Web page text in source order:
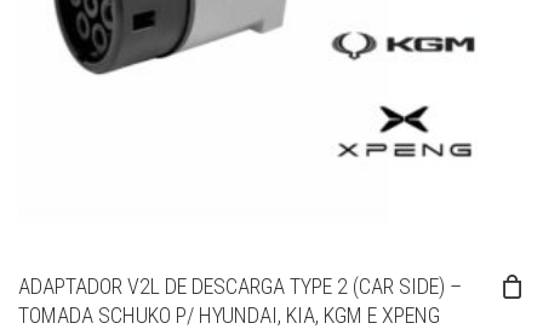
ADAPTADOR V2L DE DESCARGA TYPE 2 (CAR SIDE) –
TOMADA SCHUKO P/ HYUNDAI, KIA, KGM E XPENG